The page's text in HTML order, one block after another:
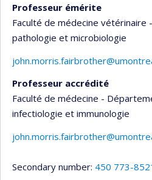
Professeur émérite
Faculté de médecine vétérinaire
pathologie et microbiologie
Professeur accrédité
Faculté de médecine -
infectiologie et immunologie
Secondary number: 450 773-